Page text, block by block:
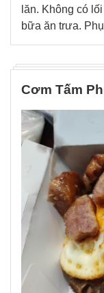
lăn. Không có
bữa ăn trưa.
Cơm Tấm